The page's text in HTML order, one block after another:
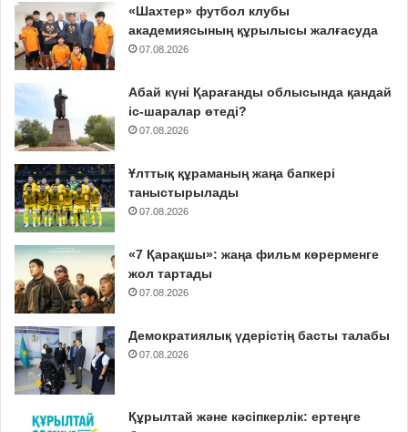
«Шахтер» футбол клубы
академиясының құрылысы жалғасуда
07.08.2026
Абай күні Қарағанды облысында қандай
іс-шаралар өтеді?
07.08.2026
Ұлттық құраманың жаңа бапкері
таныстырылады
07.08.2026
«7 Қарақшы»: жаңа фильм көрерменге
жол тартады
07.08.2026
Демократиялық үдерістің басты талабы
07.08.2026
Құрылтай және кәсіпкерлік: ертеңге